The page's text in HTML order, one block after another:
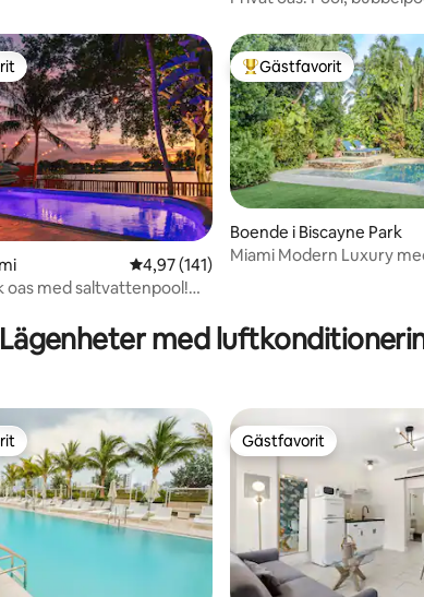
163 omdömen4,97 av 5 i genomsnittligt betyg, 141
4,97 (141)
oas med saltvattenpool!
Populär gästfavorit
Gästfavorit
Boende i Biscayne Park
Miami Modern Luxury
Lägenheter med
Gästfavorit
Gästfavorit